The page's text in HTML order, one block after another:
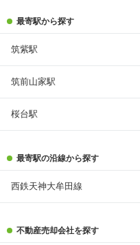
最寄駅から探す
筑紫駅
筑前山家駅
桜台駅
最寄駅の沿線から探す
西鉄天神大牟田線
不動産売却会社を探す